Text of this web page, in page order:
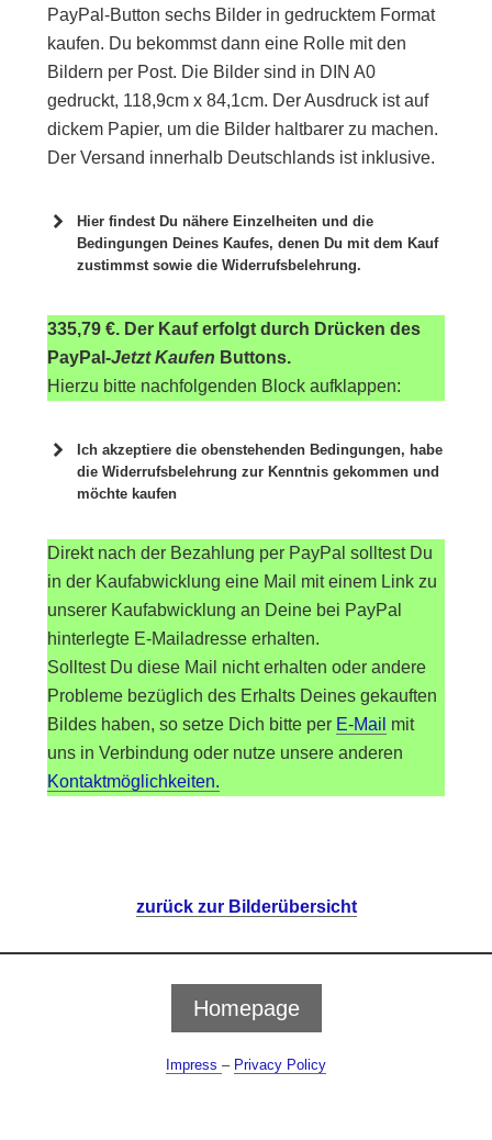
PayPal-Button sechs Bilder in gedrucktem Format
kaufen. Du bekommst dann eine Rolle mit den
Bildern per Post. Die Bilder sind in DIN A0
gedruckt, 118,9cm x 84,1cm. Der Ausdruck ist auf
dickem Papier, um die Bilder haltbarer zu machen.
Der Versand innerhalb Deutschlands ist inklusive.
Hier findest Du nähere Einzelheiten und die
Bedingungen Deines Kaufes, denen Du mit dem Kauf
zustimmst sowie die Widerrufsbelehrung.
335,79 €. Der Kauf erfolgt durch Drücken des
PayPal-Jetzt Kaufen Buttons.
Hierzu bitte nachfolgenden Block aufklappen:
Ich akzeptiere die obenstehenden Bedingungen, habe
die Widerrufsbelehrung zur Kenntnis gekommen und
möchte kaufen
Sie sehen gerade einen Platzhalterinhalt von
Standard. Um auf den eigentlichen Inhalt
zuzugreifen, klicken Sie auf die Schaltfläche
unten. Bitte beachten Sie, dass dabei Daten an
Drittanbieter weitergegeben werden.
Inhalt entsperren
Direkt nach der Bezahlung per PayPal solltest Du
in der Kaufabwicklung eine Mail mit einem Link zu
unserer Kaufabwicklung an Deine bei PayPal
hinterlegte E-Mailadresse erhalten.
Solltest Du diese Mail nicht erhalten oder andere
Probleme bezüglich des Erhalts Deines gekauften
Bildes haben, so setze Dich bitte per E-Mail mit
uns in Verbindung oder nutze unsere anderen
Kontaktmöglichkeiten.
zurück zur Bilderübersicht
Homepage
Impress – Privacy Policy